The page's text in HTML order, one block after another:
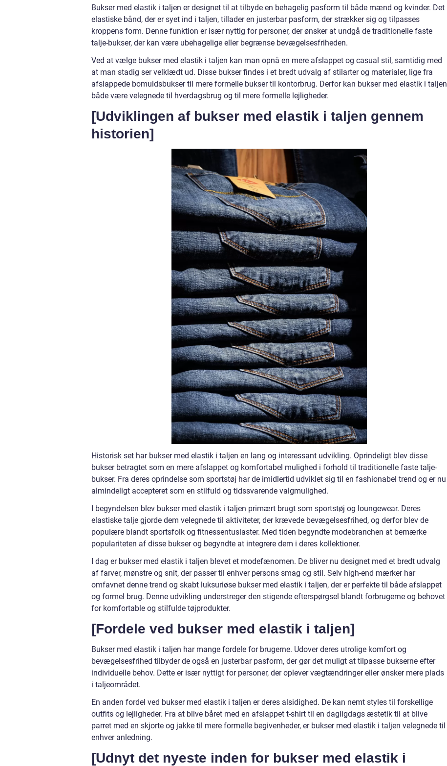
Bukser med elastik i taljen er designet til at tilbyde en behagelig pasform til både mænd og kvinder. Det
elastiske bånd, der er syet ind i taljen, tillader en justerbar pasform, der strækker sig og tilpasses
kroppens form. Denne funktion er især nyttig for personer, der ønsker at undgå de traditionelle faste
talje-bukser, der kan være ubehagelige eller begrænse bevægelsesfriheden.
Ved at vælge bukser med elastik i taljen kan man opnå en mere afslappet og casual stil, samtidig med
at man stadig ser velklædt ud. Disse bukser findes i et bredt udvalg af stilarter og materialer, lige fra
afslappede bomuldsbukser til mere formelle bukser til kontorbrug. Derfor kan bukser med elastik i taljen
både være velegnede til hverdagsbrug og til mere formelle lejligheder.
[Udviklingen af bukser med elastik i taljen gennem
historien]
Historisk set har bukser med elastik i taljen en lang og interessant udvikling. Oprindeligt blev disse
bukser betragtet som en mere afslappet og komfortabel mulighed i forhold til traditionelle faste talje-
bukser. Fra deres oprindelse som sportstøj har de imidlertid udviklet sig til en fashionabel trend og er nu
almindeligt accepteret som en stilfuld og tidssvarende valgmulighed.
I begyndelsen blev bukser med elastik i taljen primært brugt som sportstøj og loungewear. Deres
elastiske talje gjorde dem velegnede til aktiviteter, der krævede bevægelsesfrihed, og derfor blev de
populære blandt sportsfolk og fitnessentusiaster. Med tiden begyndte modebranchen at bemærke
populariteten af disse bukser og begyndte at integrere dem i deres kollektioner.
I dag er bukser med elastik i taljen blevet et modefænomen. De bliver nu designet med et bredt udvalg
af farver, mønstre og snit, der passer til enhver persons smag og stil. Selv high-end mærker har
omfavnet denne trend og skabt luksuriøse bukser med elastik i taljen, der er perfekte til både afslappet
og formel brug. Denne udvikling understreger den stigende efterspørgsel blandt forbrugerne og behovet
for komfortable og stilfulde tøjprodukter.
[Fordele ved bukser med elastik i taljen]
Bukser med elastik i taljen har mange fordele for brugerne. Udover deres utrolige komfort og
bevægelsesfrihed tilbyder de også en justerbar pasform, der gør det muligt at tilpasse bukserne efter
individuelle behov. Dette er især nyttigt for personer, der oplever vægtændringer eller ønsker mere plads
i taljeområdet.
En anden fordel ved bukser med elastik i taljen er deres alsidighed. De kan nemt styles til forskellige
outfits og lejligheder. Fra at blive båret med en afslappet t-shirt til en dagligdags æstetik til at blive
parret med en skjorte og jakke til mere formelle begivenheder, er bukser med elastik i taljen velegnede til
enhver anledning.
[Udnyt det nyeste inden for bukser med elastik i